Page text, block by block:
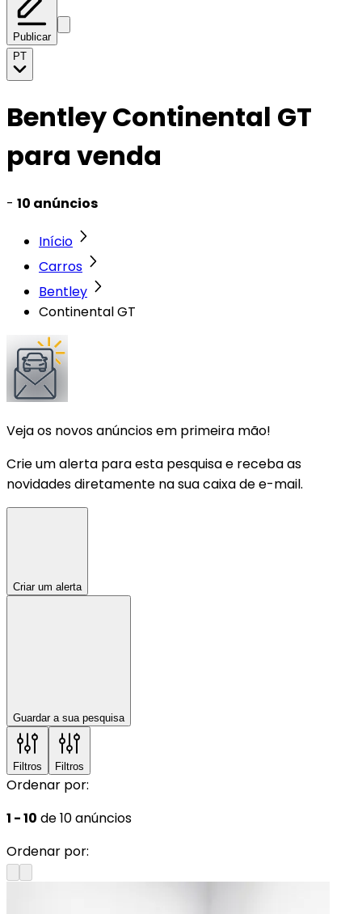
Publicar
PT
Bentley Continental GT
para venda
- 10 anúncios
Início
Carros
Bentley
Continental GT
Veja os novos anúncios em primeira mão!
Crie um alerta para esta pesquisa e receba as
novidades diretamente na sua caixa de e-mail.
Criar um alerta
Guardar a sua pesquisa
Filtros Filtros
Ordenar por:
1 - 10 de 10 anúncios
Ordenar por: